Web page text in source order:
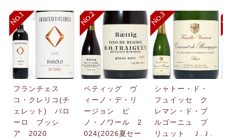
フランチェス
コ・クレリコ(チ
ェレット) バロ
ーロ ブッシ
ア 2020
ベティッグ ヴ
ィーノ・デ・リ
ージョン ピ
ノ・ノワール 2
024(2026夏セー
シャトー・ド・
フュイッセ ク
レマン・ド・ブ
ルゴーニュ ブ
リュット Ｊ.Ｊ.